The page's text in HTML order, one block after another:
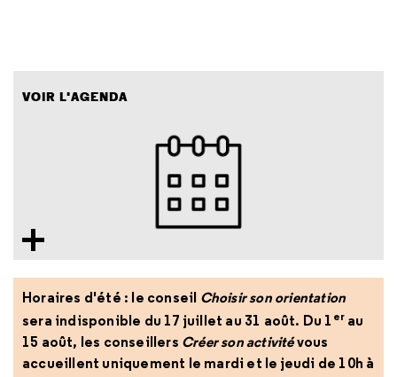
VOIR L'AGENDA
Horaires d'été : le conseil Choisir son orientation
sera indisponible du 17 juillet au 31 août. Du 1 er au
15 août, les conseillers Créer son activitévous
accueillent uniquement le mardi et le jeudi de 10h à